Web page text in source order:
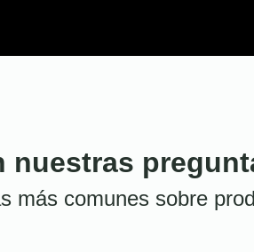
nuestras
más comunes sobre